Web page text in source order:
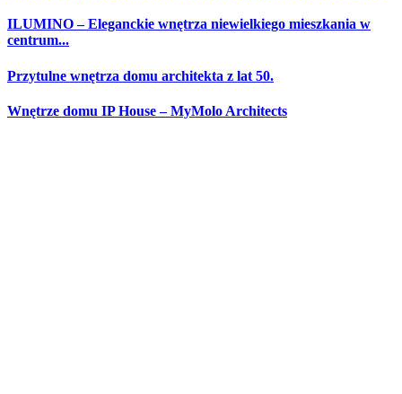
ILUMINO – Eleganckie wnętrza niewielkiego mieszkania w
centrum...
Przytulne wnętrza domu architekta z lat 50.
Wnętrze domu IP House – MyMolo Architects